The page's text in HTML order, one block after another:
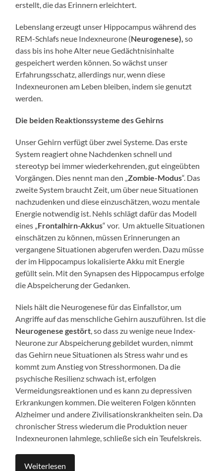
erstellt, die das Erinnern erleichtert.
Lebenslang erzeugt unser Hippocampus während des
REM-Schlafs neue Indexneurone (Neurogenese), so
dass bis ins hohe Alter neue Gedächtnisinhalte
gespeichert werden können. So wächst unser
Erfahrungsschatz, allerdings nur, wenn diese
Indexneuronen am Leben bleiben, indem sie genutzt
werden.
Die beiden Reaktionssysteme des Gehirns
Unser Gehirn verfügt über zwei Systeme. Das erste
System reagiert ohne Nachdenken schnell und
stereotyp bei immer wiederkehrenden, gut eingeübten
Vorgängen. Dies nennt man den „Zombie-Modus“. Das
zweite System braucht Zeit, um über neue Situationen
nachzudenken und diese einzuschätzen, wozu mentale
Energie notwendig ist. Nehls schlägt dafür das Modell
eines „Frontalhirn-Akkus“ vor. Um aktuelle Situationen
einschätzen zu können, müssen Erinnerungen an
vergangene Situationen abgerufen werden. Dazu müsse
der im Hippocampus lokalisierte Akku mit Energie
gefüllt sein. Mit den Synapsen des Hippocampus erfolge
die Abspeicherung der Gedanken.
Niels hält die Neurogenese für das Einfallstor, um
Angriffe auf das menschliche Gehirn auszuführen. Ist die
Neurogenese gestört, so dass zu wenige neue Index-
Neurone zur Abspeicherung gebildet wurden, nimmt
das Gehirn neue Situationen als Stress wahr und es
kommt zum Anstieg von Stresshormonen. Da die
psychische Resilienz schwach ist, erfolgen
Vermeidungsreaktionen und es kann zu depressiven
Erkrankungen kommen. Die weiteren Folgen könnten
Alzheimer und andere Zivilisationskrankheiten sein. Da
chronischer Stress wiederum die Produktion neuer
Indexneuronen lahmlege, schließe sich ein Teufelskreis.
Weiterlesen